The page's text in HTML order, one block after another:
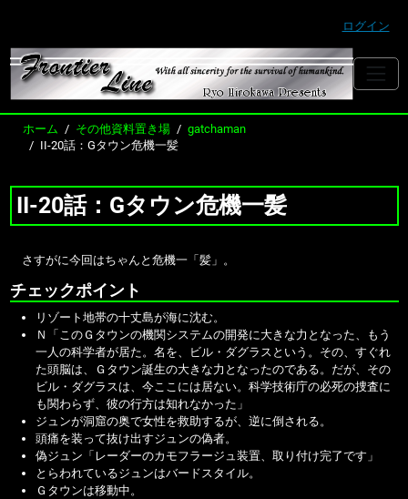
ログイン
ホーム その他資料置き場
gatchaman
II-20話：Gタウン危機一髪
II-20話：Gタウン危機一髪
さすがに今回はちゃんと危機一「髪」。
チェックポイント
リゾート地帯の十丈島が海に沈む。
Ｎ「このＧタウンの機関システムの開発に大きな力となった、もう
一人の科学者が居た。名を、ビル・ダグラスという。その、すぐれ
た頭脳は、Ｇタウン誕生の大きな力となったのである。だが、その
ビル・ダグラスは、今ここには居ない。科学技術庁の必死の捜査に
も関わらず、彼の行方は知れなかった」
ジュンが洞窟の奥で女性を救助するが、逆に倒される。
頭痛を装って抜け出すジュンの偽者。
偽ジュン「レーダーのカモフラージュ装置、取り付け完了です」
とらわれているジュンはバードスタイル。
Ｇタウンは移動中。